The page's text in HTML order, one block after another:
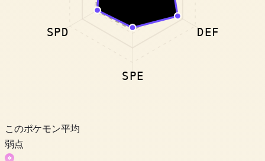
DEF
SPE
SPD
このポケモン平均
弱点